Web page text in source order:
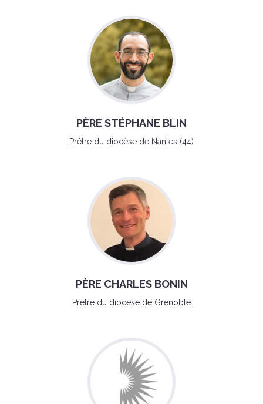
PÈRE STÉPHANE BLIN
Prêtre du diocèse de Nantes (44)
PÈRE CHARLES BONIN
Prêtre du diocèse de Grenoble